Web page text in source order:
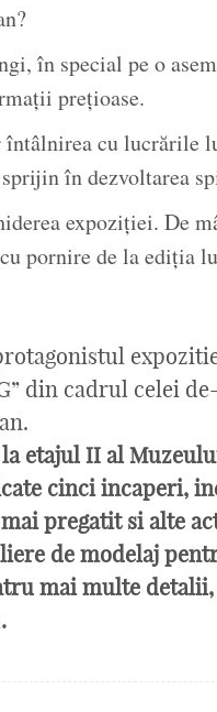
în special pe o
prețioase.
întâlnirea cu lucrările
în dezvoltarea
expoziției. De
pornire de la ediția
din cadrul celei
etajul II al
cinci incaperi,
pregatit si alte
de modelaj
mai multe
.